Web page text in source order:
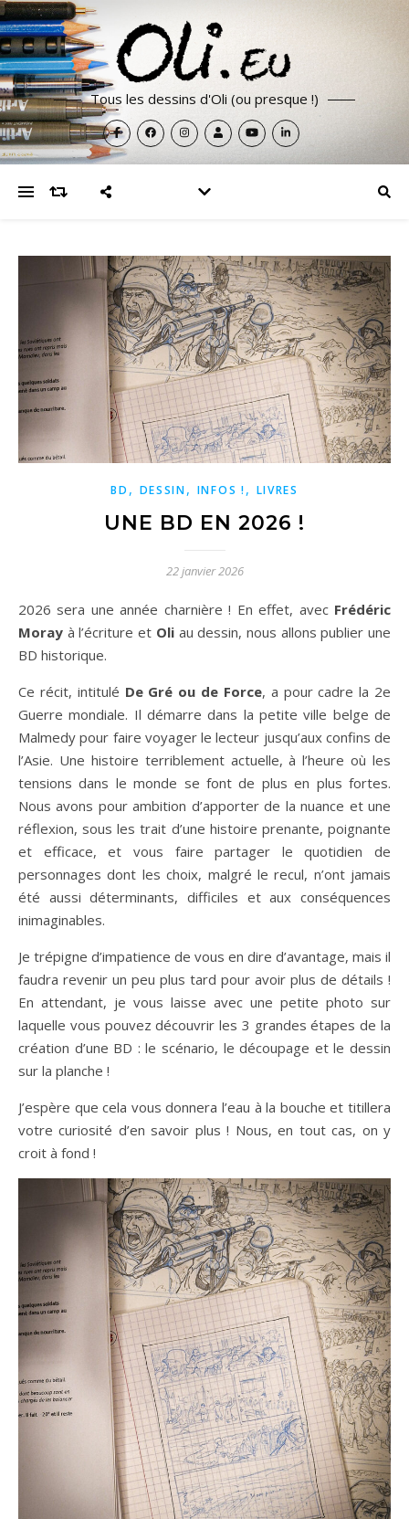
Tous les dessins d'Oli (ou presque !)
BD , DESSIN, INFOS !, LIVRES
UNE BD EN 2026 !
22 janvier 2026
2026 sera une année charnière ! En effet, avec Frédéric
Moray à l’écriture et Oliau dessin, nous allons publier une
BD historique.
Ce récit, intitulé De Gré ou de Force, a pour cadre la 2e
Guerre mondiale. Il démarre dans la petite ville belge de
Malmedy pour faire voyager le lecteur jusqu’aux confins de
l’Asie. Une histoire terriblement actuelle, à l’heure où les
tensions dans le monde se font de plus en plus fortes.
Nous avons pour ambition d’apporter de la nuance et une
réflexion, sous les trait d’une histoire prenante, poignante
et efficace, et vous faire partager le quotidien de
personnages dont les choix, malgré le recul, n’ont jamais
été aussi déterminants, difficiles et aux conséquences
inimaginables.
Je trépigne d’impatience de vous en dire d’avantage, mais il
faudra revenir un peu plus tard pour avoir plus de détails !
En attendant, je vous laisse avec une petite photo sur
laquelle vous pouvez découvrir les 3 grandes étapes de la
création d’une BD : le scénario, le découpage et le dessin
sur la planche !
J’espère que cela vous donnera l’eau à la bouche et titillera
votre curiosité d’en savoir plus ! Nous, en tout cas, on y
croit à fond !